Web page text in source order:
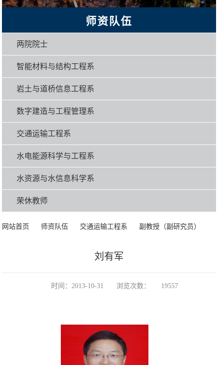
师资队伍
两院院士
智能材料与结构工程系
岩土与道桥信息工程系
数字建造与工程管理系
交通运输工程系
水电能源科学与工程系
水资源与水信息科学系
荣休教师
网站首页 师资队伍 交通运输工程系 副教授（副研究员）
刘有军
时间：2013-10-31 浏览次数： 19557